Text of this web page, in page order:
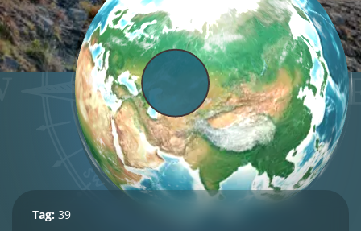
Tag: 39